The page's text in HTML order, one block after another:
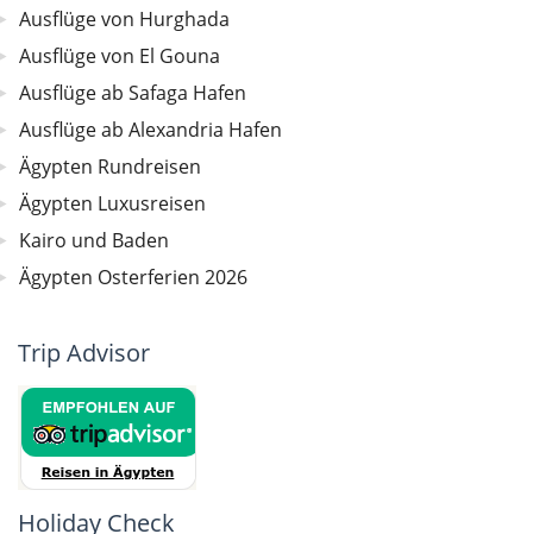
Ausflüge von Hurghada
Ausflüge von El Gouna
Ausflüge ab Safaga Hafen
Ausflüge ab Alexandria Hafen
Ägypten Rundreisen
Ägypten Luxusreisen
Kairo und Baden
Ägypten Osterferien 2026
Trip Advisor
Holiday Check